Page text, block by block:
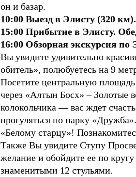
он и базар.
10:00 Выезд в Элисту (320 км).
15:00 Прибытие в Элисту.
16:00 Обзорная экскурсия по
Вы увидите удивительно
обитель», полюбуетесь на 9
Посетите центральную
через «Алтын Босх» – Золотые
колокольчика — вас ждет
прогуляться по парку
«Белому старцу»!
Также Вы увидите Ступу
желание и обойдите ее по
знаменитыми 12 стульями.